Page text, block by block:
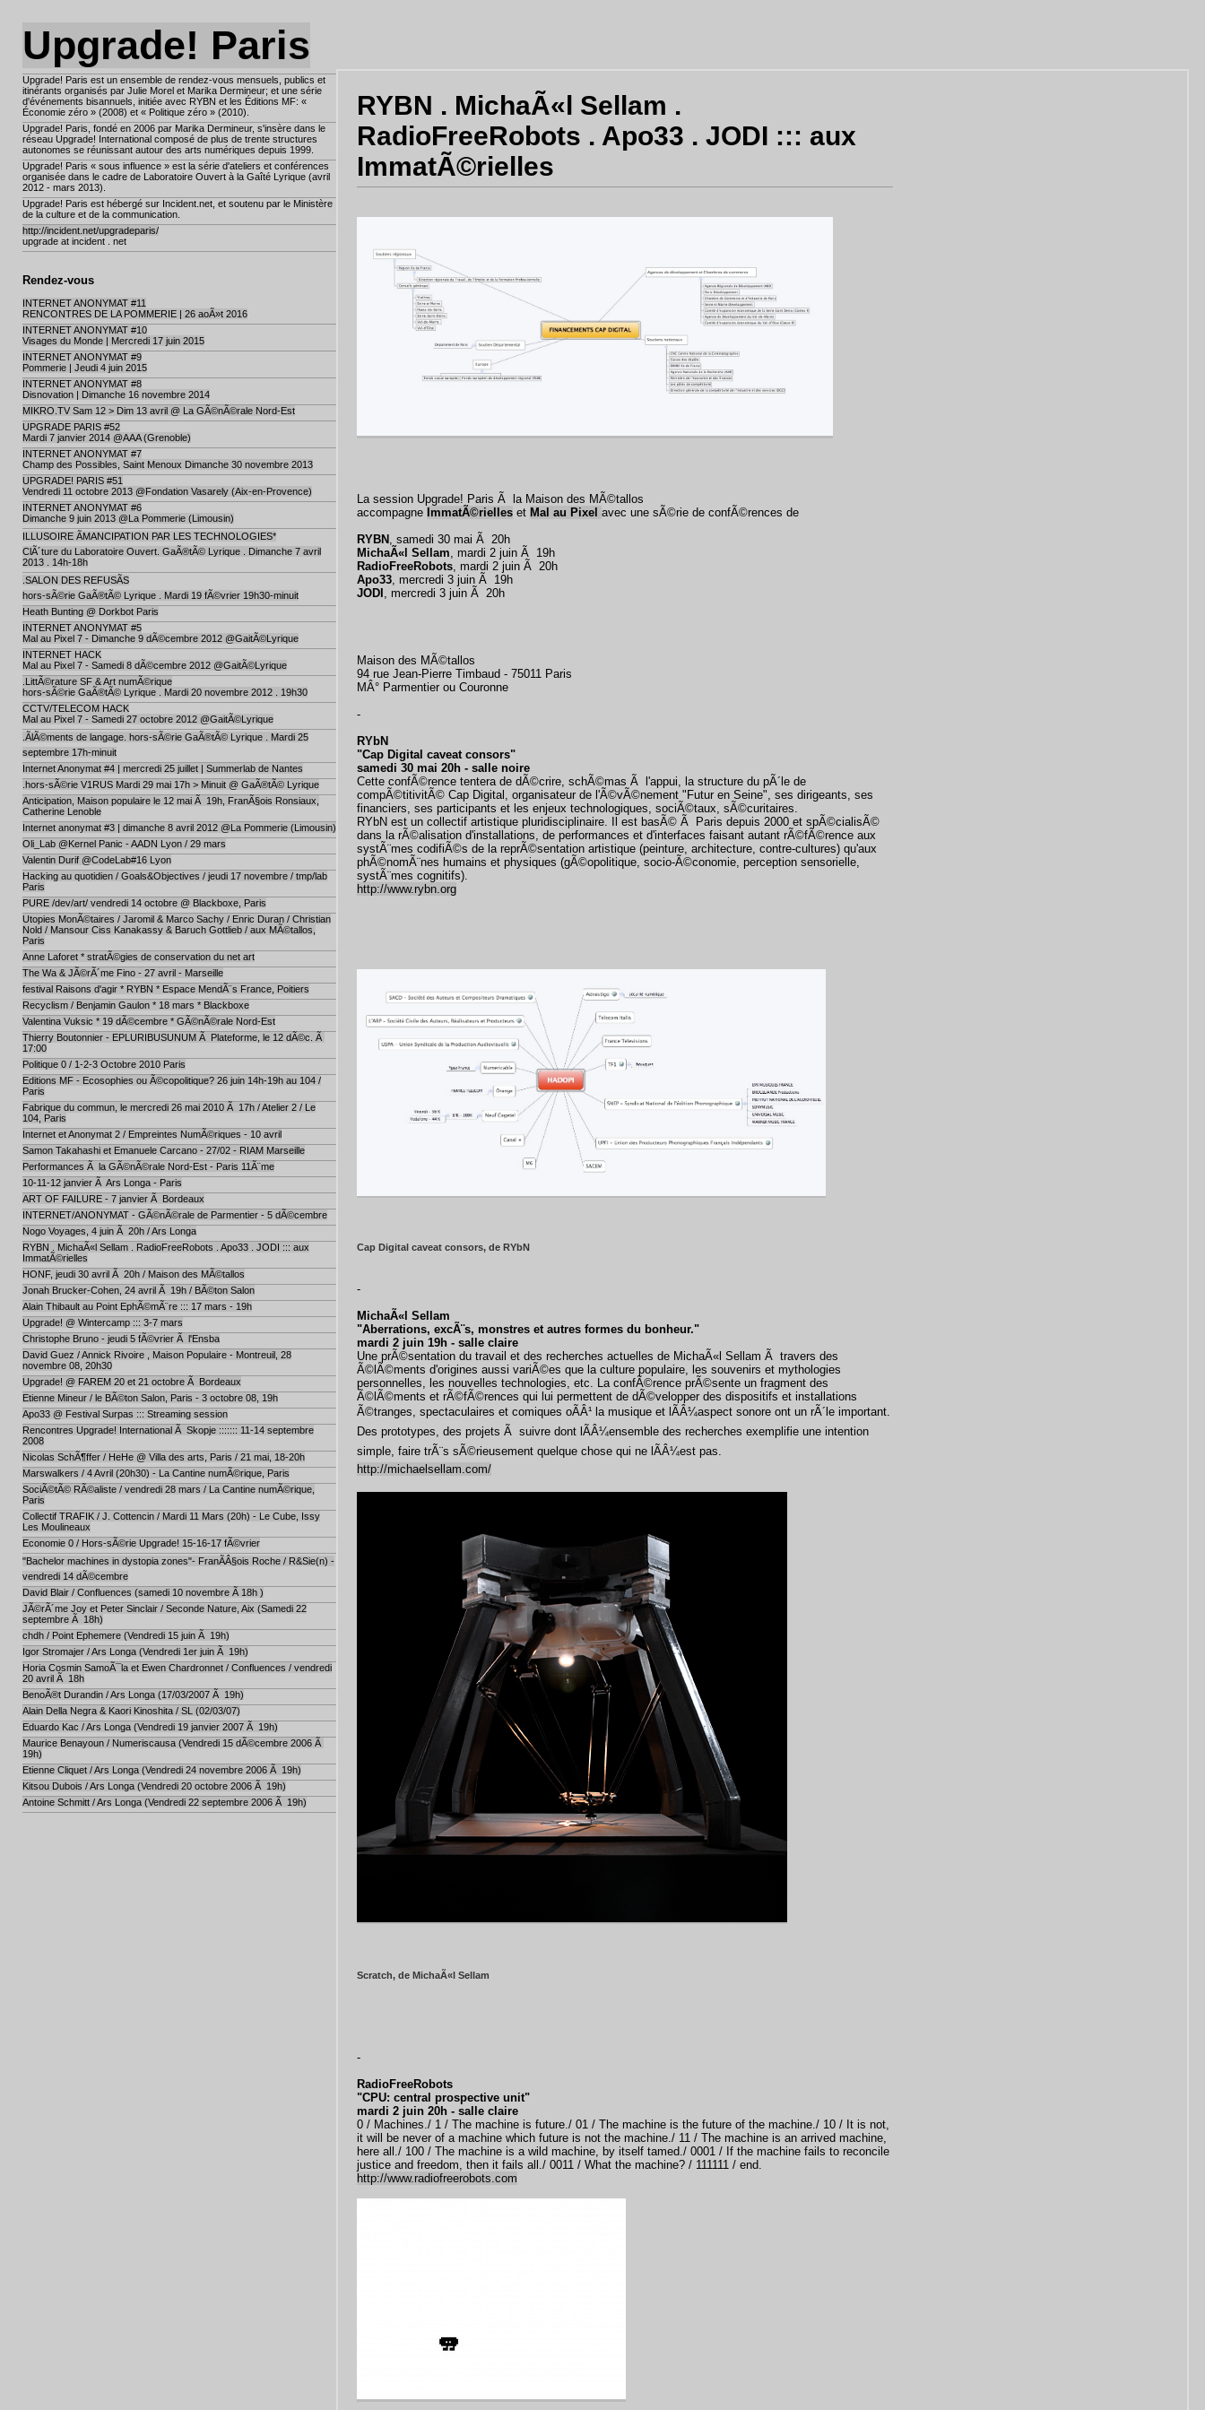
Upgrade! Paris
Upgrade! Paris est un ensemble de rendez-vous mensuels, publics et
itinérants organisés par Julie Morel et Marika Dermineur; et une série
d'événements bisannuels, initiée avec RYBN et les Éditions MF: «
Économie zéro » (2008) et « Politique zéro » (2010).
Upgrade! Paris, fondé en 2006 par Marika Dermineur, s'insère dans le
réseau Upgrade! International composé de plus de trente structures
autonomes se réunissant autour des arts numériques depuis 1999.
Upgrade! Paris « sous influence » est la série d'ateliers et conférences
organisée dans le cadre de Laboratoire Ouvert à la Gaîté Lyrique (avril
2012 - mars 2013).
Upgrade! Paris est hébergé sur Incident.net, et soutenu par le Ministère
de la culture et de la communication.
http://incident.net/upgradeparis/
upgrade at incident . net
Rendez-vous
INTERNET ANONYMAT #11
RENCONTRES DE LA POMMERIE | 26 aoÃ»t 2016
INTERNET ANONYMAT #10
Visages du Monde | Mercredi 17 juin 2015
INTERNET ANONYMAT #9
Pommerie | Jeudi 4 juin 2015
INTERNET ANONYMAT #8
Disnovation | Dimanche 16 novembre 2014
MIKRO.TV Sam 12 > Dim 13 avril @ La GÃ©nÃ©rale Nord-Est
UPGRADE PARIS #52
Mardi 7 janvier 2014 @AAA (Grenoble)
INTERNET ANONYMAT #7
Champ des Possibles, Saint Menoux Dimanche 30 novembre 2013
UPGRADE! PARIS #51
Vendredi 11 octobre 2013 @Fondation Vasarely (Aix-en-Provence)
INTERNET ANONYMAT #6
Dimanche 9 juin 2013 @La Pommerie (Limousin)
ILLUSOIRE ÃMANCIPATION PAR LES TECHNOLOGIES*
ClÃ´ture du Laboratoire Ouvert. GaÃ®tÃ© Lyrique . Dimanche 7 avril
2013 . 14h-18h
.SALON DES REFUSÃS
hors-sÃ©rie GaÃ®tÃ© Lyrique . Mardi 19 fÃ©vrier 19h30-minuit
Heath Bunting @ Dorkbot Paris
INTERNET ANONYMAT #5
Mal au Pixel 7 - Dimanche 9 dÃ©cembre 2012 @GaitÃ©Lyrique
INTERNET HACK
Mal au Pixel 7 - Samedi 8 dÃ©cembre 2012 @GaitÃ©Lyrique
.LittÃ©rature SF & Art numÃ©rique
hors-sÃ©rie GaÃ®tÃ© Lyrique . Mardi 20 novembre 2012 . 19h30
CCTV/TELECOM HACK
Mal au Pixel 7 - Samedi 27 octobre 2012 @GaitÃ©Lyrique
.ÃlÃ©ments de langage. hors-sÃ©rie GaÃ®tÃ© Lyrique . Mardi 25
septembre 17h-minuit
Internet Anonymat #4 | mercredi 25 juillet | Summerlab de Nantes
.hors-sÃ©rie V1RUS Mardi 29 mai 17h > Minuit @ GaÃ®tÃ© Lyrique
Anticipation, Maison populaire le 12 mai Ã 19h, FranÃ§ois Ronsiaux,
Catherine Lenoble
Internet anonymat #3 | dimanche 8 avril 2012 @La Pommerie (Limousin)
Oli_Lab @Kernel Panic - AADN Lyon / 29 mars
Valentin Durif @CodeLab#16 Lyon
Hacking au quotidien / Goals&Objectives / jeudi 17 novembre / tmp/lab
Paris
PURE /dev/art/ vendredi 14 octobre @ Blackboxe, Paris
Utopies MonÃ©taires / Jaromil & Marco Sachy / Enric Duran / Christian
Nold / Mansour Ciss Kanakassy & Baruch Gottlieb / aux MÃ©tallos,
Paris
Anne Laforet * stratÃ©gies de conservation du net art
The Wa & JÃ©rÃ´me Fino - 27 avril - Marseille
festival Raisons d'agir * RYBN * Espace MendÃ¨s France, Poitiers
Recyclism / Benjamin Gaulon * 18 mars * Blackboxe
Valentina Vuksic * 19 dÃ©cembre * GÃ©nÃ©rale Nord-Est
Thierry Boutonnier - EPLURIBUSUNUM Ã Plateforme, le 12 dÃ©c. Ã
17:00
Politique 0 / 1-2-3 Octobre 2010 Paris
Editions MF - Ecosophies ou Ã©copolitique? 26 juin 14h-19h au 104 /
Paris
Fabrique du commun, le mercredi 26 mai 2010 Ã 17h / Atelier 2 / Le
104, Paris
Internet et Anonymat 2 / Empreintes NumÃ©riques - 10 avril
Samon Takahashi et Emanuele Carcano - 27/02 - RIAM Marseille
Performances Ã la GÃ©nÃ©rale Nord-Est - Paris 11Ã¨me
10-11-12 janvier Ã Ars Longa - Paris
ART OF FAILURE - 7 janvier Ã Bordeaux
INTERNET/ANONYMAT - GÃ©nÃ©rale de Parmentier - 5 dÃ©cembre
Nogo Voyages, 4 juin Ã 20h / Ars Longa
RYBN . MichaÃ«l Sellam . RadioFreeRobots . Apo33 . JODI ::: aux
ImmatÃ©rielles
HONF, jeudi 30 avril Ã 20h / Maison des MÃ©tallos
Jonah Brucker-Cohen, 24 avril Ã 19h / BÃ©ton Salon
Alain Thibault au Point EphÃ©mÃ¨re ::: 17 mars - 19h
Upgrade! @ Wintercamp ::: 3-7 mars
Christophe Bruno - jeudi 5 fÃ©vrier Ã l'Ensba
David Guez / Annick Rivoire , Maison Populaire - Montreuil, 28
novembre 08, 20h30
Upgrade! @ FAREM 20 et 21 octobre Ã Bordeaux
Etienne Mineur / le BÃ©ton Salon, Paris - 3 octobre 08, 19h
Apo33 @ Festival Surpas ::: Streaming session
Rencontres Upgrade! International Ã Skopje ::::::: 11-14 septembre
2008
Nicolas SchÃ¶ffer / HeHe @ Villa des arts, Paris / 21 mai, 18-20h
Marswalkers / 4 Avril (20h30) - La Cantine numÃ©rique, Paris
SociÃ©tÃ© RÃ©aliste / vendredi 28 mars / La Cantine numÃ©rique,
Paris
Collectif TRAFIK / J. Cottencin / Mardi 11 Mars (20h) - Le Cube, Issy
Les Moulineaux
Economie 0 / Hors-sÃ©rie Upgrade! 15-16-17 fÃ©vrier
"Bachelor machines in dystopia zones"- FranÃÂ§ois Roche / R&Sie(n) -
vendredi 14 dÃ©cembre
David Blair / Confluences (samedi 10 novembre Ã 18h )
JÃ©rÃ´me Joy et Peter Sinclair / Seconde Nature, Aix (Samedi 22
septembre Ã 18h)
chdh / Point Ephemere (Vendredi 15 juin Ã 19h)
Igor Stromajer / Ars Longa (Vendredi 1er juin Ã 19h)
Horia Cosmin SamoÃ¯la et Ewen Chardronnet / Confluences / vendredi
20 avril Ã 18h
BenoÃ®t Durandin / Ars Longa (17/03/2007 Ã 19h)
Alain Della Negra & Kaori Kinoshita / SL (02/03/07)
Eduardo Kac / Ars Longa (Vendredi 19 janvier 2007 Ã 19h)
Maurice Benayoun / Numeriscausa (Vendredi 15 dÃ©cembre 2006 Ã
19h)
Etienne Cliquet / Ars Longa (Vendredi 24 novembre 2006 Ã 19h)
Kitsou Dubois / Ars Longa (Vendredi 20 octobre 2006 Ã 19h)
Antoine Schmitt / Ars Longa (Vendredi 22 septembre 2006 Ã 19h)
RYBN . MichaÃ«l Sellam .
RadioFreeRobots . Apo33 . JODI ::: aux
ImmatÃ©rielles
La session Upgrade! Paris Ã la Maison des MÃ©tallos
accompagne ImmatÃ©rielles et Mal au Pixel avec une sÃ©rie de confÃ©rences de
RYBN , samedi 30 mai Ã 20h
MichaÃ«l Sellam , mardi 2 juin Ã 19h
RadioFreeRobots , mardi 2 juin Ã 20h
Apo33 , mercredi 3 juin Ã 19h
JODI , mercredi 3 juin Ã 20h
Maison des MÃ©tallos
94 rue Jean-Pierre Timbaud - 75011 Paris
MÂ° Parmentier ou Couronne
-
RYbN
"Cap Digital caveat consors"
samedi 30 mai 20h - salle noire
Cette confÃ©rence tentera de dÃ©crire, schÃ©mas Ã l'appui, la structure du pÃ´le de
compÃ©titivitÃ© Cap Digital, organisateur de l'Ã©vÃ©nement "Futur en Seine", ses dirigeants, ses
financiers, ses participants et les enjeux technologiques, sociÃ©taux, sÃ©curitaires.
RYbN est un collectif artistique pluridisciplinaire. Il est basÃ© Ã Paris depuis 2000 et spÃ©cialisÃ©
dans la rÃ©alisation d'installations, de performances et d'interfaces faisant autant rÃ©fÃ©rence aux
systÃ¨mes codifiÃ©s de la reprÃ©sentation artistique (peinture, architecture, contre-cultures) qu'aux
phÃ©nomÃ¨nes humains et physiques (gÃ©opolitique, socio-Ã©conomie, perception sensorielle,
systÃ¨mes cognitifs).
http://www.rybn.org
Cap Digital caveat consors, de RYbN
-
MichaÃ«l Sellam
"Aberrations, excÃ¨s, monstres et autres formes du bonheur."
mardi 2 juin 19h - salle claire
Une prÃ©sentation du travail et des recherches actuelles de MichaÃ«l Sellam Ã travers des
Ã©lÃ©ments d'origines aussi variÃ©es que la culture populaire, les souvenirs et mythologies
personnelles, les nouvelles technologies, etc. La confÃ©rence prÃ©sente un fragment des
Ã©lÃ©ments et rÃ©fÃ©rences qui lui permettent de dÃ©velopper des dispositifs et installations
Ã©tranges, spectaculaires et comiques oÃÂ¹ la musique et lÃÂ¼aspect sonore ont un rÃ´le important.
Des prototypes, des projets Ã suivre dont lÃÂ¼ensemble des recherches exemplifie une intention
simple, faire trÃ¨s sÃ©rieusement quelque chose qui ne lÃÂ¼est pas.
http://michaelsellam.com/
Scratch, de MichaÃ«l Sellam
-
RadioFreeRobots
"CPU: central prospective unit"
mardi 2 juin 20h - salle claire
0 / Machines./ 1 / The machine is future./ 01 / The machine is the future of the machine./ 10 / It is not,
it will be never of a machine which future is not the machine./ 11 / The machine is an arrived machine,
here all./ 100 / The machine is a wild machine, by itself tamed./ 0001 / If the machine fails to reconcile
justice and freedom, then it fails all./ 0011 / What the machine? / 111111 / end.
http://www.radiofreerobots.com